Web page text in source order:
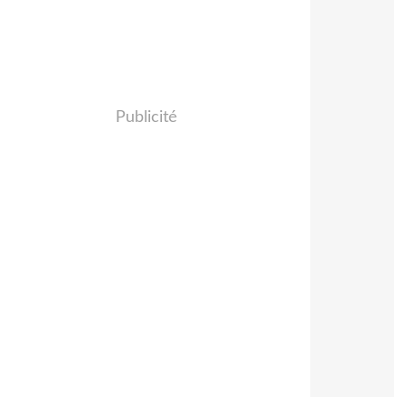
Publicité